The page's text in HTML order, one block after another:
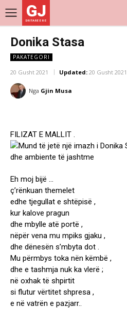
GJ
DRITARE E RE
Donika Stasa
PAKATEGORI
20 Gusht 2021 Updated: 20 Gusht 2021
Nga Gjin Musa
FILIZAT E MALLIT .
Eh moj bijë …
ç’rënkuan themelet
edhe tjegullat e shtëpisë ,
kur kalove pragun
dhe mbylle atë portë ,
nëpër vena mu mpiks gjaku ,
dhe dënesën s’mbyta dot .
Mu përmbys toka nën këmbë ,
dhe e tashmja nuk ka vlerë ;
në oxhak të shpirtit
si flutur vërtitet shpresa ,
e në vatrën e pazjarr..